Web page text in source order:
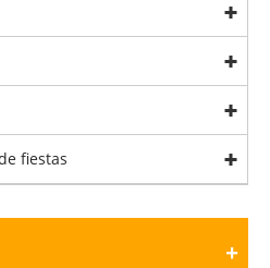
fiestas